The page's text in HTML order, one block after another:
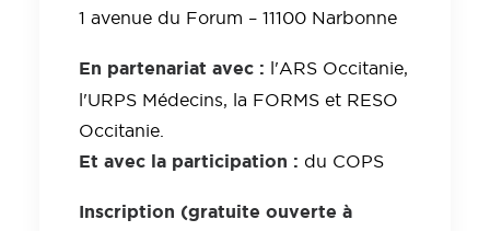
1 avenue du Forum – 11100 Narbonne
En partenariat avec : l'ARS Occitanie,
l'URPS Médecins, la FORMS et RESO
Occitanie.
Et avec la participation : du COPS
Inscription (gratuite ouverte à